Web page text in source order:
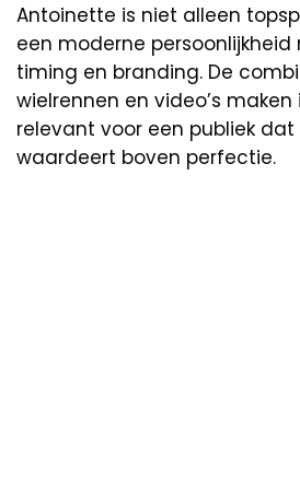
Antoinette is niet alleen
een moderne
timing en branding. De
wielrennen en video’s maken
relevant voor een publiek
waardeert boven perfectie.